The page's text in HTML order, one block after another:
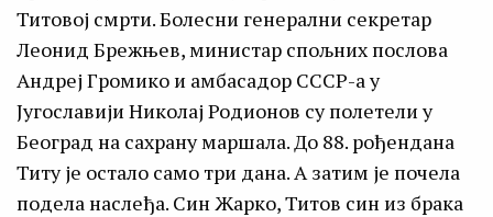
Титовој смрти. Болесни генерални секретар
Леонид Брежњев, министар спољних послова
Андреј Громико и амбасадор СССР-а у
Југославији Николај Родионов су полетели у
Београд на сахрану маршала. До 88. рођендана
Титу је остало само три дана. А затим је почела
подела наслеђа. Син Жарко, Титов син из брака